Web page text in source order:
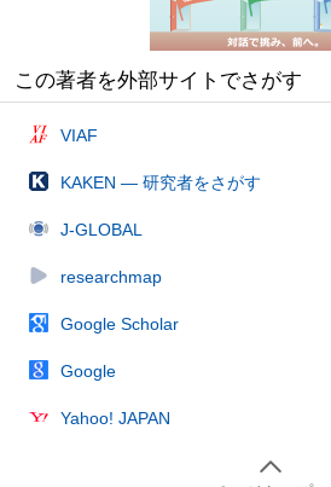
この著者を外部サイトでさがす
VIAF
KAKEN — 研究者をさがす
J-GLOBAL
researchmap
Google Scholar
Google
Yahoo! JAPAN